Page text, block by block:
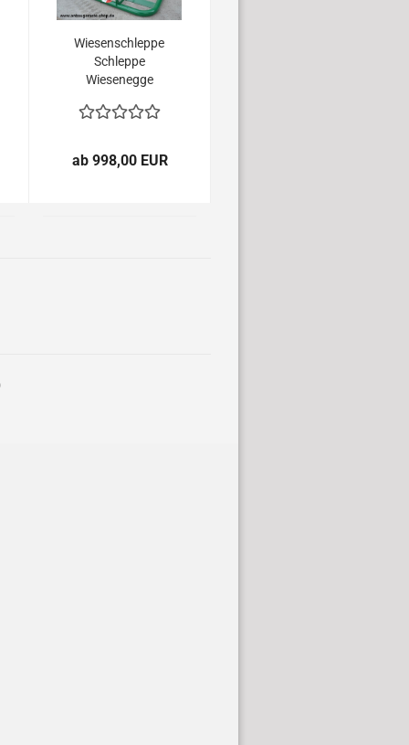
Wiesenschleppe
Schleppe
Wiesenegge
Wiesenstriegel
Aufnahme WS
Serie
ab 998,00 EUR